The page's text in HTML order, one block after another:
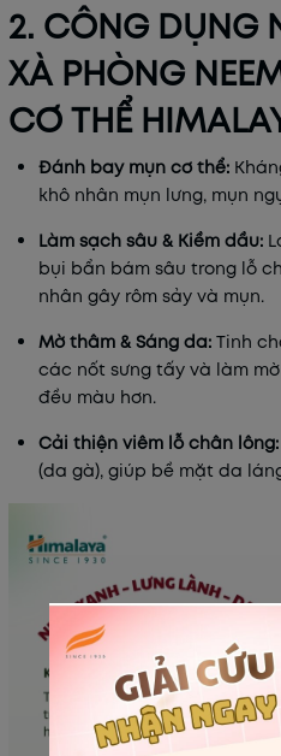
2. CÔNG DỤNG
XÀ PHÒNG
CƠ THỂ
Đánh bay mụn cơ thể:
khô nhân mụn lưng, mụn
Làm sạch sâu & Kiềm dầu:
bụi bẩn bám sâu trong lỗ
nhân gây rôm sảy và mụn.
Mờ thâm & Sáng da: Tinh
các nốt sưng tấy và làm
đều màu hơn.
Cải thiện viêm lỗ chân lông:
(da gà), giúp bề mặt da